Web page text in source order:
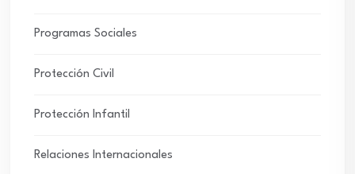
Programas Sociales
Protección Civil
Protección Infantil
Relaciones Internacionales